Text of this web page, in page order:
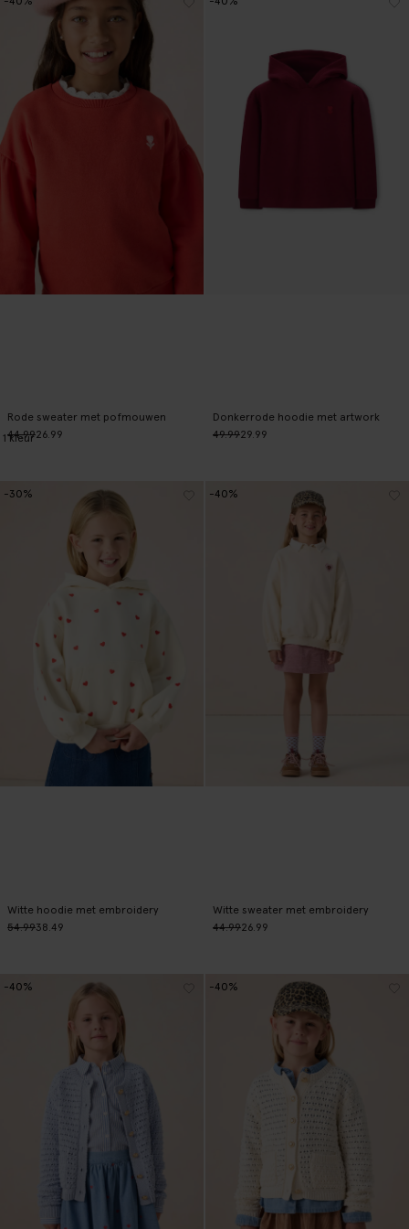
Rode sweater met pofmouwen
44.9926.99
1kleur
Donkerrode hoodie met artwork
49.9929.99
Witte hoodie met embroidery
54.9938.49
-30%
Witte sweater met embroidery
44.9926.99
-40%
-40% -40%